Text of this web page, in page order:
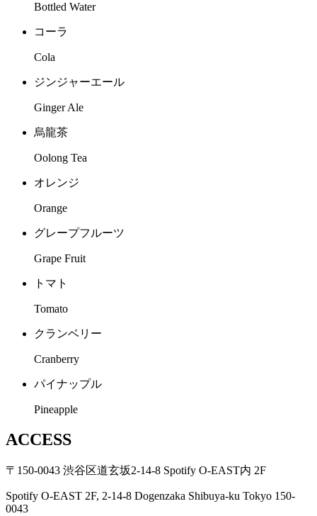
Bottled Water
コーラ
Cola
ジンジャーエール
Ginger Ale
烏龍茶
Oolong Tea
オレンジ
Orange
グレープフルーツ
Grape Fruit
トマト
Tomato
クランベリー
Cranberry
パイナップル
Pineapple
ACCESS
〒150-0043 渋谷区道玄坂2-14-8 Spotify O-EAST内 2F
Spotify O-EAST 2F, 2-14-8 Dogenzaka Shibuya-ku Tokyo 150-
0043